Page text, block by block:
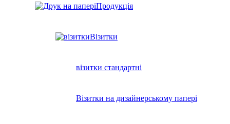
Продукція
Візитки
візитки стандартні
Візитки на дизайнерському папері